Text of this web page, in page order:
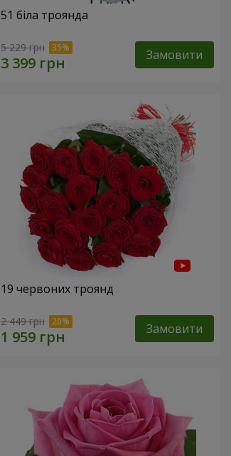
51 біла троянда
5 229 грн Замовити
19 червоних троянд
2 449 грн Замовити